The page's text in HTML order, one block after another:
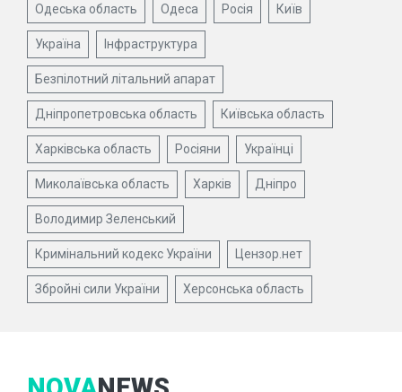
Одеська область Одеса Росія Київ
Україна Інфраструктура
Безпілотний літальний апарат
Дніпропетровська область Київська область
Харківська область Росіяни Українці
Миколаївська область Харків Дніпро
Володимир Зеленський
Кримінальний кодекс України Цензор.нет
Збройні сили України Херсонська область